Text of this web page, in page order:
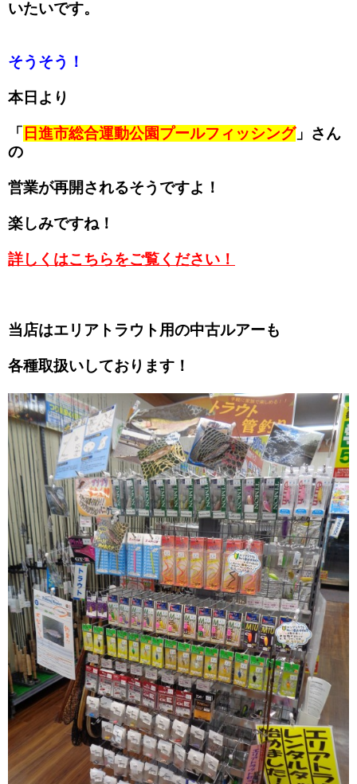
いたいです。
そうそう！
本日より
「 日進市総合運動公園プールフィッシング」さん
の
営業が再開されるそうですよ！
楽しみですね！
詳しくはこちらをご覧ください！
当店はエリアトラウト用の中古ルアーも
各種取扱いしております！